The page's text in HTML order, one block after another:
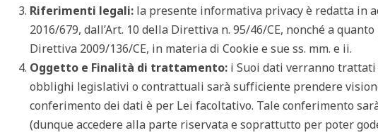
Riferimenti legali: la presente informativa privacy è redatta in
2016/679, dall’Art. 10 della Direttiva n. 95/46/CE, nonché a
Direttiva 2009/136/CE, in materia di Cookie e sue ss. mm. e ii.
Oggetto e Finalità di trattamento: i Suoi dati verranno
obblighi legislativi o contrattuali sarà sufficiente prendere
conferimento dei dati è per Lei facoltativo. Tale conferimento
(dunque accedere alla parte riservata e soprattutto per poter